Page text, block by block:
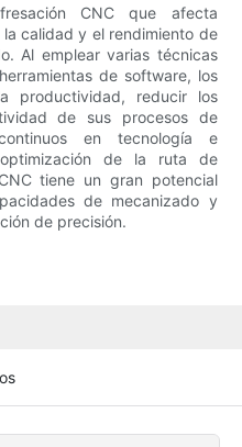
CNC que afecta
calidad y el rendimiento de
Al emplear varias técnicas
de software, los
productividad, reducir los
de sus procesos de
en tecnología e
de la ruta de
tiene un gran potencial
de mecanizado y
de precisión.